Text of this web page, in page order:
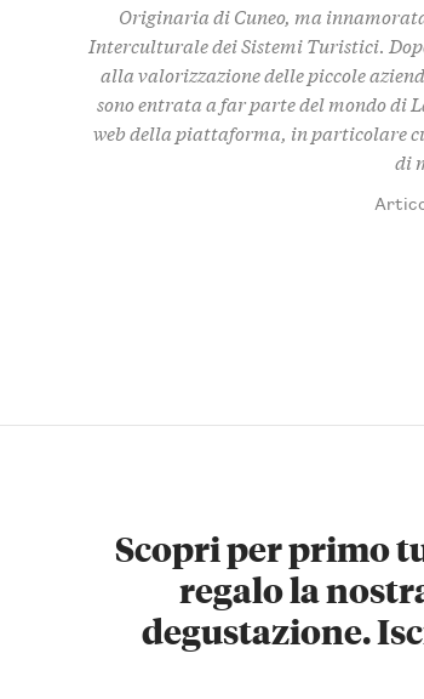
Originaria di Cuneo, ma
Interculturale dei Sistemi Turistici.
alla valorizzazione delle piccole
sono entrata a far parte del mondo di
web della piattaforma, in particolare
di
Scopri per primo
regalo la
degustazione.